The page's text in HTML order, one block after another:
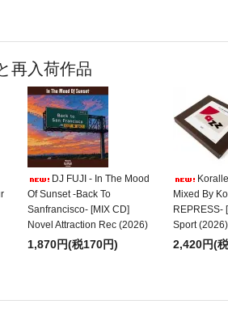
× ILL-BOSSTINO - XO [2CD] THA
× ILL-BOSSTINO - XO [2CD] THA
- Sho’ Nuff feat. Spinna B-ILL [ピクチャ
Misa Sugiyama - Finally (DJ
Remix) [7"]
- Twenty Five [CD] P-VINE RECORDS
- Ultima [LP] P-VINE RECORDS
Hours 04 Selected&Mixed by
セット [TAPE x 4 +DLコード] (2026)
、アナログ4タイトルを同時リリー
再入荷作品
DJ FUJI - In The Mood
Of Sunset -Back To
Sanfrancisco- [MIX CD]
Novel Attraction Rec (2026)
1,870円(税170円)
Mixed By
REPRESS-
Sport (2026)
2,420円(